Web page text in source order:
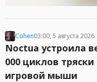
Cohen03:00, 5 августа 2026
Noctua устроила
000 циклов
игровой мыши